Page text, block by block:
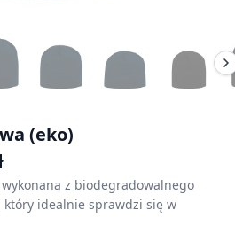
(eko)
Zakres cen: od 22,40 zł
z biodegradowalnego
który idealnie sprawdzi się w